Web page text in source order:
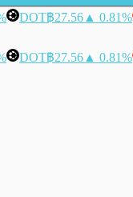
DOT฿27.56 ▲ 0.81%
DOT฿27.56 ▲ 0.81%